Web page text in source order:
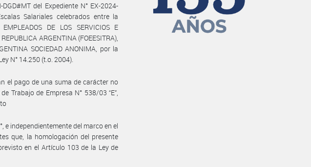
del Expediente N° EX-2024-
Salariales celebrados entre la
DE LOS SERVICIOS E
ARGENTINA (FOEESITRA),
SOCIEDAD ANONIMA, por la
N° 14.250 (t.o. 2004).
el pago de una suma de carácter no
Trabajo de Empresa N° 538/03 “E”,
e independientemente del marco en el
que, la homologación del presente
en el Artículo 103 de la Ley de